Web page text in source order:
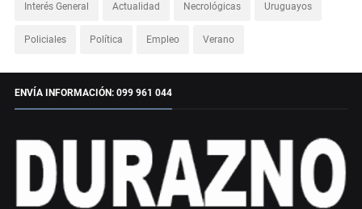
Interés General Actualidad Necrológicas Uruguayos
Policiales Política Empleo Verano
ENVÍA INFORMACIÓN: 099 961 044